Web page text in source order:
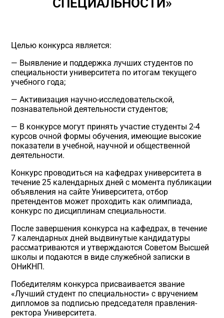
СПЕЦИАЛЬНОСТИ»
Целью конкурса является:
— Выявление и поддержка лучших студентов по
специальности университета по итогам текущего
учебного года;
— Активизация научно-исследовательской,
познавательной деятельности студентов;
— В конкурсе могут принять участие студенты 2-4
курсов очной формы обучения, имеющие высокие
показатели в учебной, научной и общественной
деятельности.
Конкурс проводиться на кафедрах университета в
течение 25 календарных дней с момента публикации
объявления на сайте Университета, отбор
претендентов может проходить как олимпиада,
конкурс по дисциплинам специальности.
После завершения конкурса на кафедрах, в течение
7 календарных дней выдвинутые кандидатуры
рассматриваются и утверждаются Советом Высшей
школы и подаются в виде служебной записки в
ОНиКНП.
Победителям конкурса присваивается звание
«Лучший студент по специальности» с вручением
дипломов за подписью председателя правления-
ректора Университета.